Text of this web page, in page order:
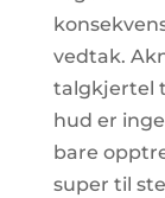
vedtak.
talgkjertel
hud er
bare
super til